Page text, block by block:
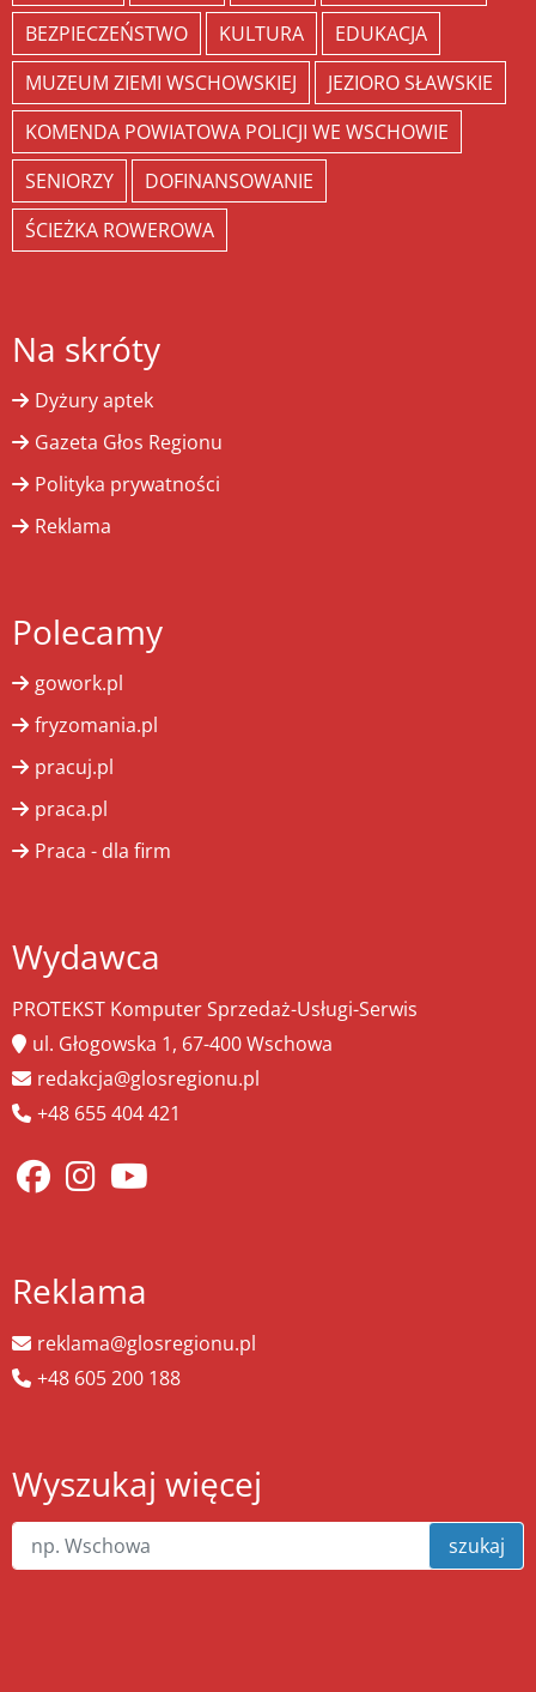
BEZPIECZEŃSTWO
KULTURA
EDUKACJA
MUZEUM ZIEMI WSCHOWSKIEJ
JEZIORO SŁAWSKIE
KOMENDA POWIATOWA POLICJI WE WSCHOWIE
SENIORZY
DOFINANSOWANIE
ŚCIEŻKA ROWEROWA
Na skróty
Dyżury aptek
Gazeta Głos Regionu
Polityka prywatności
Reklama
Polecamy
gowork.pl
fryzomania.pl
pracuj.pl
praca.pl
Praca - dla firm
Wydawca
PROTEKST Komputer Sprzedaż-Usługi-Serwis
ul. Głogowska 1, 67-400 Wschowa
redakcja@glosregionu.pl
+48 655 404 421
Reklama
reklama@glosregionu.pl
+48 605 200 188
Wyszukaj więcej
szukaj